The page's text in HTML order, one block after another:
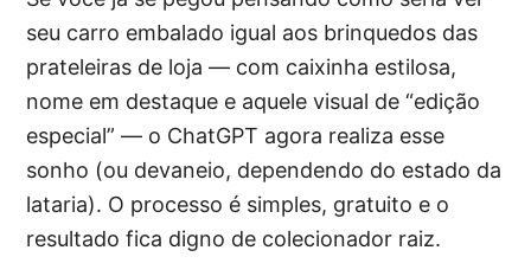
seu carro embalado igual aos brinquedos das
prateleiras de loja — com caixinha estilosa,
nome em destaque e aquele visual de “edição
especial” — o ChatGPT agora realiza esse
sonho (ou devaneio, dependendo do estado da
lataria). O processo é simples, gratuito e o
resultado fica digno de colecionador raiz.